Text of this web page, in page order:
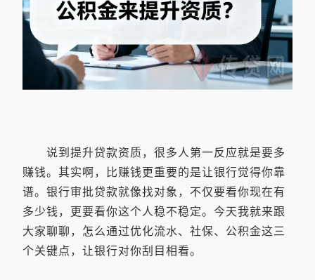
说到提升贷款资质，很多人第一反应就是要多
赚钱。其实啊，比赚钱更重要的是让银行觉得你靠
谱。银行审批贷款就像找对象，不仅要看你现在有
多少钱，更要看你这个人稳不稳定。今天我就来跟
大家聊聊，怎么通过优化流水、社保、公积金这三
个关键点，让银行对你刮目相看。